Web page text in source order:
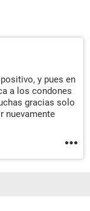
y pues en
a los condones
gracias solo
nuevamente